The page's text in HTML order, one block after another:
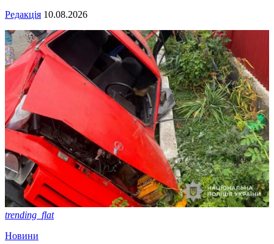
Редакція 10.08.2026
trending_flat
Новини